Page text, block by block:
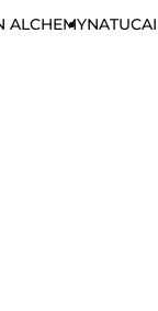
ALCHEMY